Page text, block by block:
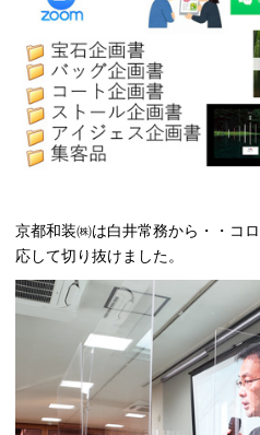
京都和装㈱は白井常務から・・コ
応して切り抜けました。